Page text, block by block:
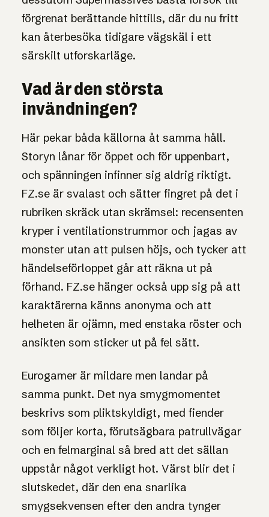
förgrenat berättande hittills, där du nu fritt
kan återbesöka tidigare vägskäl i ett
särskilt utforskarläge.
Vad är den största
invändningen?
Här pekar båda källorna åt samma håll.
Storyn lånar för öppet och för uppenbart,
och spänningen infinner sig aldrig riktigt.
FZ.se är svalast och sätter fingret på det i
rubriken skräck utan skrämsel: recensenten
kryper i ventilationstrummor och jagas av
monster utan att pulsen höjs, och tycker att
händelseförloppet går att räkna ut på
förhand. FZ.se hänger också upp sig på att
karaktärerna känns anonyma och att
helheten är ojämn, med enstaka röster och
ansikten som sticker ut på fel sätt.
Eurogamer är mildare men landar på
samma punkt. Det nya smygmomentet
beskrivs som pliktskyldigt, med fiender
som följer korta, förutsägbara patrullvägar
och en felmarginal så bred att det sällan
uppstår något verkligt hot. Värst blir det i
slutskedet, där den ena snarlika
smygsekvensen efter den andra tynger